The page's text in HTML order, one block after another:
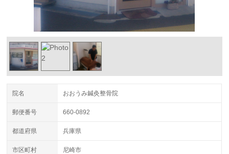
院名 おおうみ鍼灸整骨院
郵便番号 660-0892
都道府県 兵庫県
市区町村 尼崎市